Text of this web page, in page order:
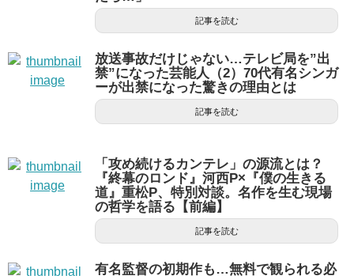
記事を読む
放送事故だけじゃない…テレビ局を”出
禁”になった芸能人（2）70代有名シンガ
ーが出禁になった驚きの理由とは
記事を読む
「攻め続けるカンテレ」の源流とは？
『終幕のロンド』河西P×『僕の生きる
道』重松P、特別対談。名作を生む現場
の哲学を語る【前編】
記事を読む
有名監督の初期作も…無料で観られる必